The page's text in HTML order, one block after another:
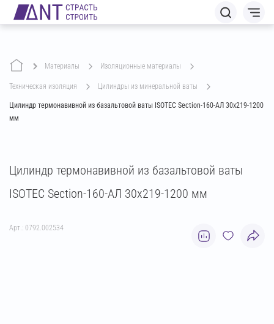
Материалы изоляционные материалы
техническая изоляция цилиндры из минеральной ваты
Цилиндр термонавивной из базальтовой ваты ISOTEC Section-160-АЛ 30х219-1200
мм
Цилиндр термонавивной из базальтовой ваты
ISOTEC Section-160-АЛ 30х219-1200 мм
Арт.: 0792.002534